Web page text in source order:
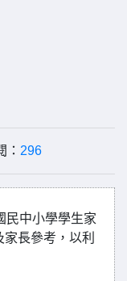
296
民中小學學生家
長參考，以利